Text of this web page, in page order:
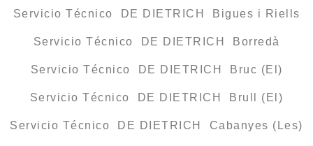
Servicio Técnico DE DIETRICH Bigues i Riells
Servicio Técnico DE DIETRICH Borredà
Servicio Técnico DE DIETRICH Bruc (El)
Servicio Técnico DE DIETRICH Brull (El)
Servicio Técnico DE DIETRICH Cabanyes (Les)